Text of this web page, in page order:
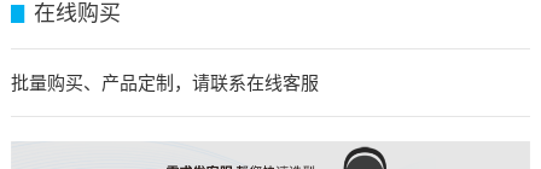
在线购买
批量购买、产品定制，请联系在线客服